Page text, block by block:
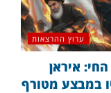
ערוץ ההרצאות
איראן
במבצע מטורף